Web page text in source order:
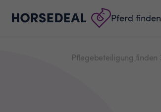
Pferd finden
Pflegebeteiligung finden